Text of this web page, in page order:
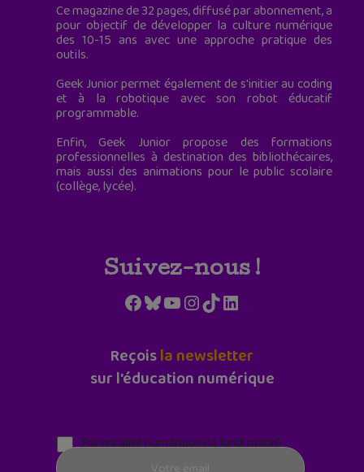
Ce magazine de 32 pages, diffusé par abonnement, a
pour objectif de développer la culture numérique
des 10-15 ans avec une approche pratique des
outils.
Geek Junior permet également de s'initier au coding
et à la robotique avec son robot éducatif
programmable.
Enfin, Geek Junior propose des formations
professionnelles à destination des bibliothécaires,
mais aussi des animations pour le public scolaire
(collège, lycée).
Suivez-nous !
Facebook
Bluesky
YouTube
Instagram
TikTokLinkedIn
Reçoisla newsletter
sur l'éducation numérique
Parentalité numérique (le lundi matin)